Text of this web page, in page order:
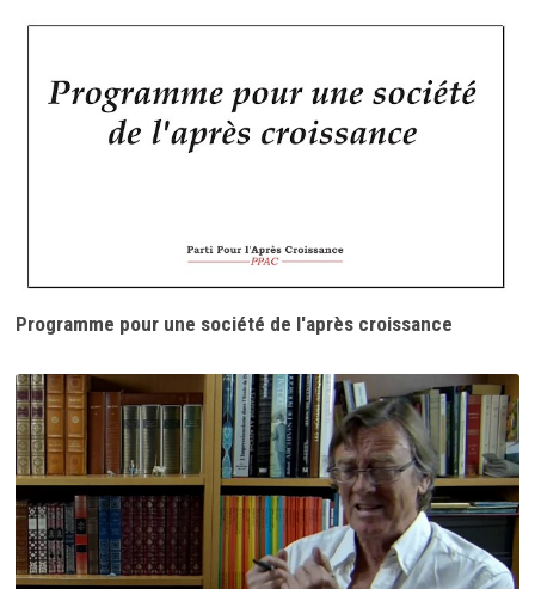
Programme pour une société de l'après croissance